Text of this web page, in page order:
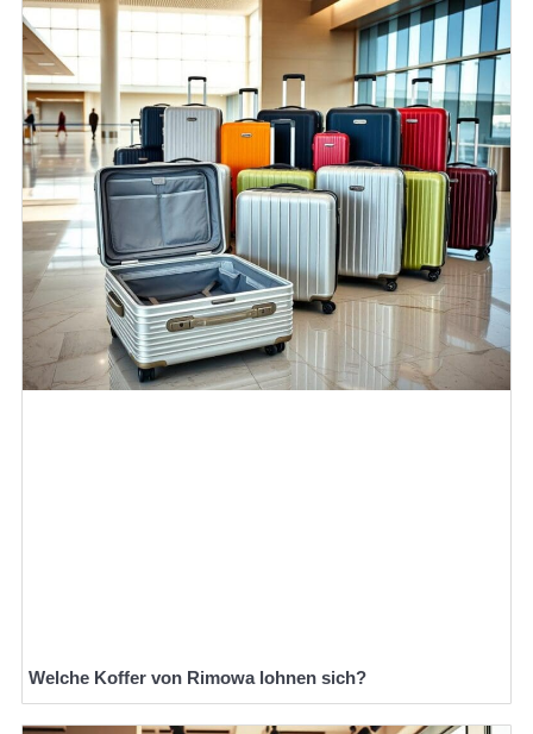
Welche Koffer von Rimowa lohnen sich?